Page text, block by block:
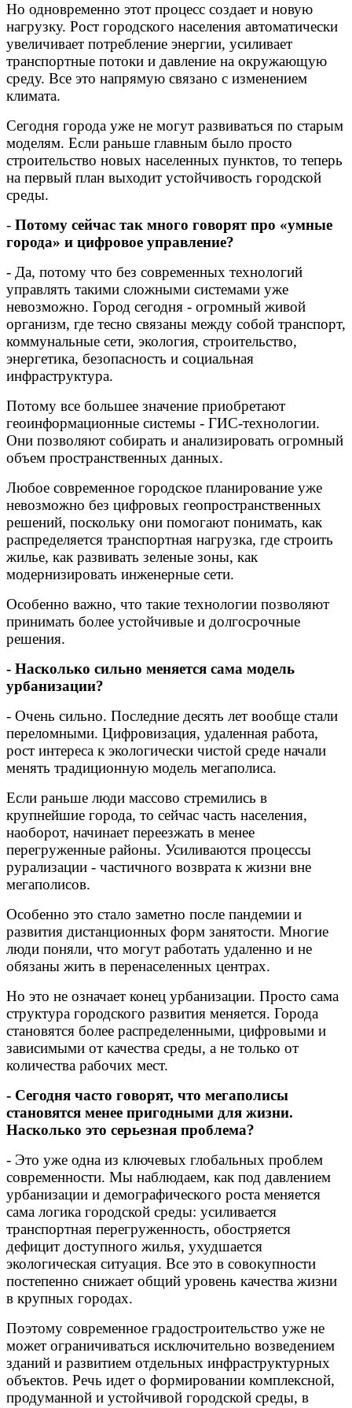
Но одновременно этот процесс создает и новую
нагрузку. Рост городского населения автоматически
увеличивает потребление энергии, усиливает
транспортные потоки и давление на окружающую
среду. Все это напрямую связано с изменением
климата.
Сегодня города уже не могут развиваться по старым
моделям. Если раньше главным было просто
строительство новых населенных пунктов, то теперь
на первый план выходит устойчивость городской
среды.
- Потому сейчас так много говорят про «умные
города» и цифровое управление?
- Да, потому что без современных технологий
управлять такими сложными системами уже
невозможно. Город сегодня - огромный живой
организм, где тесно связаны между собой транспорт,
коммунальные сети, экология, строительство,
энергетика, безопасность и социальная
инфраструктура.
Потому все большее значение приобретают
геоинформационные системы - ГИС-технологии.
Они позволяют собирать и анализировать огромный
объем пространственных данных.
Любое современное городское планирование уже
невозможно без цифровых геопространственных
решений, поскольку они помогают понимать, как
распределяется транспортная нагрузка, где строить
жилье, как развивать зеленые зоны, как
модернизировать инженерные сети.
Особенно важно, что такие технологии позволяют
принимать более устойчивые и долгосрочные
решения.
- Насколько сильно меняется сама модель
урбанизации?
- Очень сильно. Последние десять лет вообще стали
переломными. Цифровизация, удаленная работа,
рост интереса к экологически чистой среде начали
менять традиционную модель мегаполиса.
Если раньше люди массово стремились в
крупнейшие города, то сейчас часть населения,
наоборот, начинает переезжать в менее
перегруженные районы. Усиливаются процессы
рурализации - частичного возврата к жизни вне
мегаполисов.
Особенно это стало заметно после пандемии и
развития дистанционных форм занятости. Многие
люди поняли, что могут работать удаленно и не
обязаны жить в перенаселенных центрах.
Но это не означает конец урбанизации. Просто сама
структура городского развития меняется. Города
становятся более распределенными, цифровыми и
зависимыми от качества среды, а не только от
количества рабочих мест.
- Сегодня часто говорят, что мегаполисы
становятся менее пригодными для жизни.
Насколько это серьезная проблема?
- Это уже одна из ключевых глобальных проблем
современности. Мы наблюдаем, как под давлением
урбанизации и демографического роста меняется
сама логика городской среды: усиливается
транспортная перегруженность, обостряется
дефицит доступного жилья, ухудшается
экологическая ситуация. Все это в совокупности
постепенно снижает общий уровень качества жизни
в крупных городах.
Поэтому современное градостроительство уже не
может ограничиваться исключительно возведением
зданий и развитием отдельных инфраструктурных
объектов. Речь идет о формировании комплексной,
продуманной и устойчивой городской среды, в